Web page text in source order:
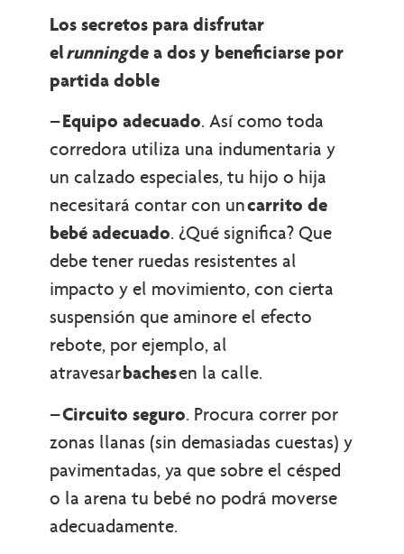
Los secretos para disfrutar
elrunningde a dos y beneficiarse por
partida doble
–Equipo adecuado. Así como toda
corredora utiliza una indumentaria y
un calzado especiales, tu hijo o hija
necesitará contar con uncarrito de
bebé adecuado. ¿Qué significa? Que
debe tener ruedas resistentes al
impacto y el movimiento, con cierta
suspensión que aminore el efecto
rebote, por ejemplo, al
atravesarbachesen la calle.
–Circuito seguro. Procura correr por
zonas llanas (sin demasiadas cuestas) y
pavimentadas, ya que sobre el césped
o la arena tu bebé no podrá moverse
adecuadamente.